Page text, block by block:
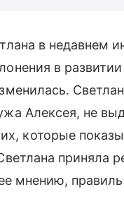
в недавнем
в
Алексея, не
которые
приняла
мнению,